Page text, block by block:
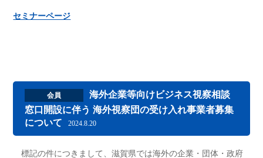
セミナーページ
会員
海外企業等向けビジネス視察相談
窓口開設に伴う 海外視察団の受け入れ事業者募集
について
2024.8.20
標記の件につきまして、滋賀県では海外の企業・団体・政府